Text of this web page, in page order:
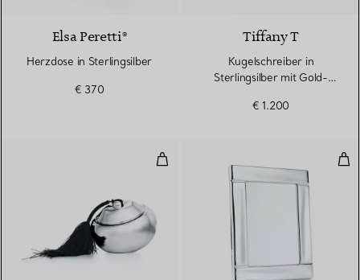
Elsa Peretti®
Herzdose in Sterlingsilber
€ 370
Tiffany T
Kugelschreiber in
Sterlingsilber mit Gold-
€ 1.200
Kürbisdose